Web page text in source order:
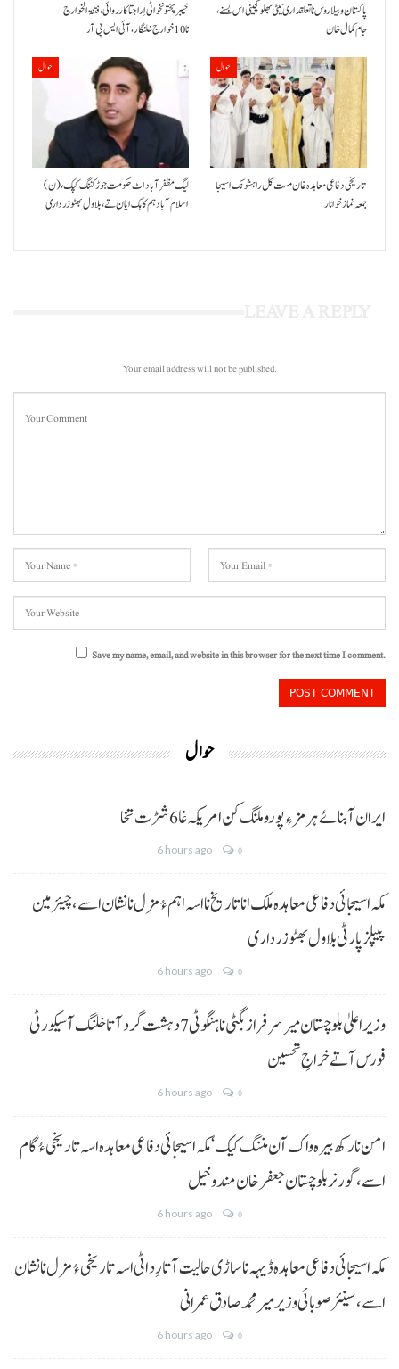
خیبر پختونخوا ٹی اِرا جتا کارروائی، فتنۃ الخوارج
نا 10خوارج خلنگار،آئی ایس پی آر
پاکستان و بیلاروس نا تعلقداری تیٹی بھلو گچینی اس بسنے،
جام کمال خان
حوال
(ن) لیگ مظفرآباد اٹ حکومت جوڑ کننگ کپک،
اسلام آباد ہم کاہک ایان تے، بلاول بھٹو زرداری
حوال
تاریخی دفاعی معاہدہ غان مست کل راہشونک اسیجا
جمعہ نماز خوانار
Your email address will not be published.
Save my name, email, and website in this browser for the next time I comment.
حوال
ایران آبنائے ہرمز ءِ پورو ملنگ کن امریکہ غا 6 شڑت تخا
6 hours ago 0
مکہ اسیجائی دفاعی معاہدہ ملک انا تاریخ نا اسہ اہم ءُ مزل نا نشان اسے، چیئرمین
پیپلز پارٹی بلاول بھٹو زرداری
6 hours ago 0
وزیراعلیٰ بلوچستان میر سرفراز بگٹی نا ہنگو ٹی 7 دہشت گرد آتا خلنگ آ سیکورٹی
فورس آتے خراجِ تحسین
6 hours ago 0
امن نا رکھ بیرہ واک آن مننگ کیک‘ مکہ اسیجائی دفاعی معاہدہ اسہ تاریخی ءُ گام
اسے،گورنر بلوچستان جعفر خان مندوخیل
6 hours ago 0
مکہ اسیجائی دفاعی معاہدہ ڈیہہ نا ساڑی حالیت آتا رِد اٹی اسہ تاریخی ءُ مزل نا نشان
اسے،سینئر صوبائی وزیر میر محمد صادق عمرانی
6 hours ago 0